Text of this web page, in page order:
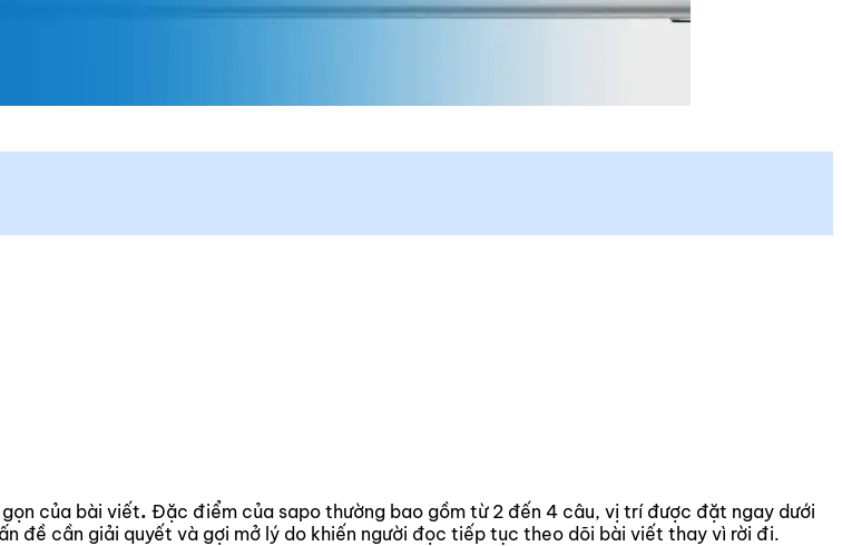
của bài viết. Đặc điểm của sapo thường bao gồm từ 2 đến 4 câu, vị trí được đặt ngay dưới
đề cần giải quyết và gợi mở lý do khiến người đọc tiếp tục theo dõi bài viết thay vì rời đi.